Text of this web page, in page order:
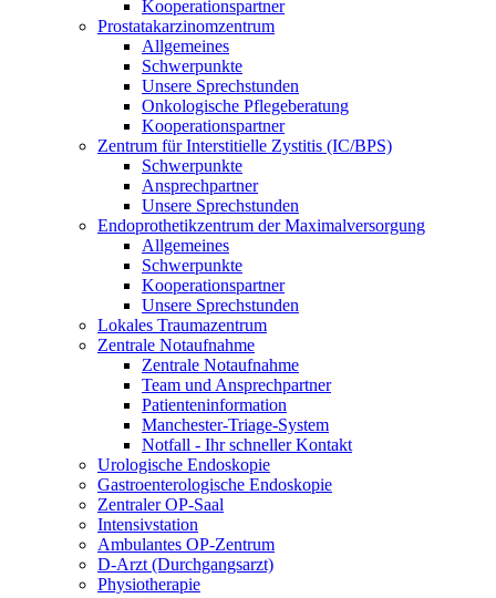
Kooperationspartner
Prostatakarzinomzentrum
Allgemeines
Schwerpunkte
Unsere Sprechstunden
Onkologische Pflegeberatung
Kooperationspartner
Zentrum für Interstitielle Zystitis (IC/BPS)
Schwerpunkte
Ansprechpartner
Unsere Sprechstunden
Endoprothetikzentrum der Maximalversorgung
Allgemeines
Schwerpunkte
Kooperationspartner
Unsere Sprechstunden
Lokales Traumazentrum
Zentrale Notaufnahme
Zentrale Notaufnahme
Team und Ansprechpartner
Patienteninformation
Manchester-Triage-System
Notfall - Ihr schneller Kontakt
Urologische Endoskopie
Gastroenterologische Endoskopie
Zentraler OP-Saal
Intensivstation
Ambulantes OP-Zentrum
D-Arzt (Durchgangsarzt)
Physiotherapie